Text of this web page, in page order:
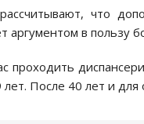
что
аргументом в пользу
проходить
После 40 лет и